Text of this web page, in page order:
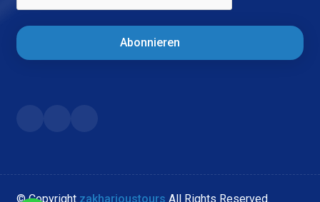
Abonnieren
© Copyright zakharioustours All Rights Reserved.